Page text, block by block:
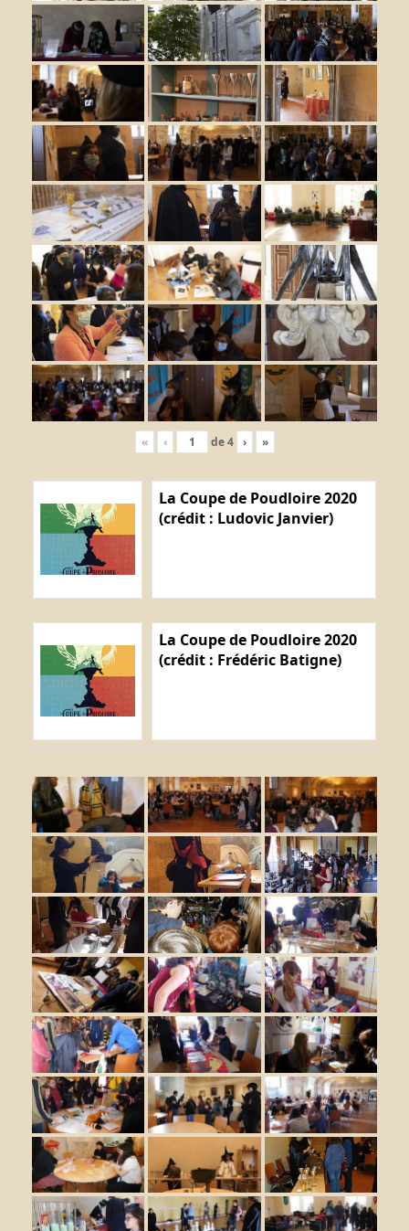
« ‹ de4 › »
La Coupe de Poudloire 2020
(crédit : Ludovic Janvier)
La Coupe de Poudloire 2020
(crédit : Frédéric Batigne)